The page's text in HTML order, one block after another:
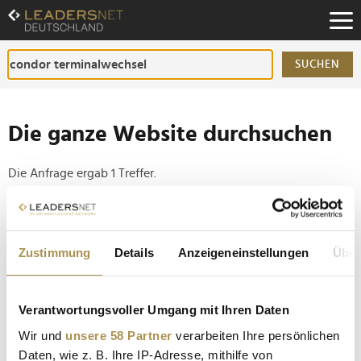
Zustimmung Details Anzeigeneinstellungen
Verantwortungsvoller Umgang mit Ihren Daten
Wir und unsere 58 Partner verarbeiten Ihre persönlichen
Daten, wie z. B. Ihre IP-Adresse, mithilfe von
Zum
Inhalt
Zur
Fußzeilen-
Navigation
SUCHEN
Die ganze Website durchsuchen
Die Anfrage ergab 1 Treffer.
Tipp
Seiten suchen, die genau diese Wortgruppe enthalten:
Flughafen Frankfurt plant Terminal 3 mit Turkish
Airlines und Condor